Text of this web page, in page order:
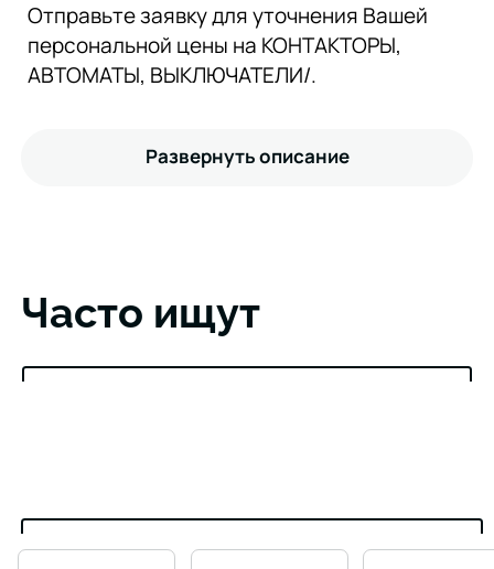
Отправьте заявку для уточнения Вашей
персональной цены на КОНТАКТОРЫ,
АВТОМАТЫ, ВЫКЛЮЧАТЕЛИ/.
Развернуть описание
Часто ищут